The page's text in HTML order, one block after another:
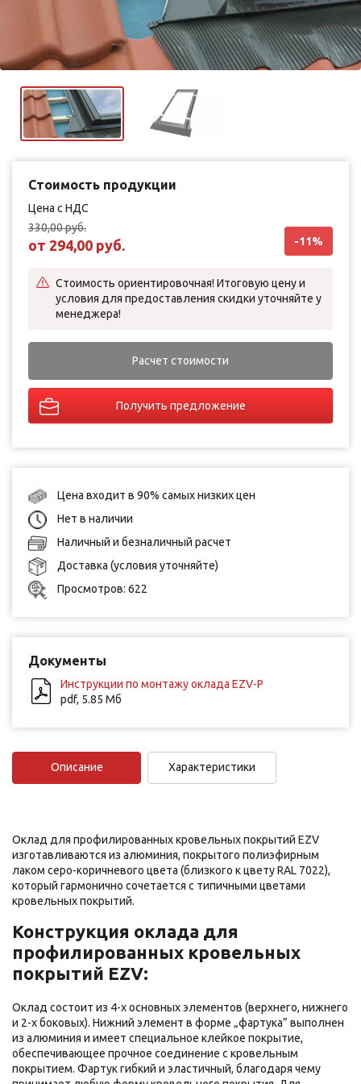
Стоимость продукции
Цена с НДС
330,00руб.
от 294,00 руб. -11%
Стоимость ориентировочная! Итоговую цену и
условия для предоставления скидки уточняйте у
менеджера!
Расчет стоимости
Получить предложение
Цена входит в 90% самых низких цен
Нет в наличии
Наличный и безналичный расчет
Доставка (условия уточняйте)
Просмотров: 622
Документы
Инструкции по монтажу оклада EZV-P
pdf, 5.85 Мб
Описание Характеристики
Оклад для профилированных кровельных покрытий EZV
изготавливаются из алюминия, покрытого полиэфирным
лаком серо-коричневого цвета (близкого к цвету RAL 7022),
который гармонично сочетается с типичными цветами
кровельных покрытий.
Конструкция оклада для
профилированных кровельных
покрытий EZV:
Оклад состоит из 4-х основных элементов (верхнего, нижнего
и 2-х боковых). Нижний элемент в форме „фартука” выполнен
из алюминия и имеет специальное клейкое покрытие,
обеспечивающее прочное соединение с кровельным
покрытием. Фартук гибкий и эластичный, благодаря чему